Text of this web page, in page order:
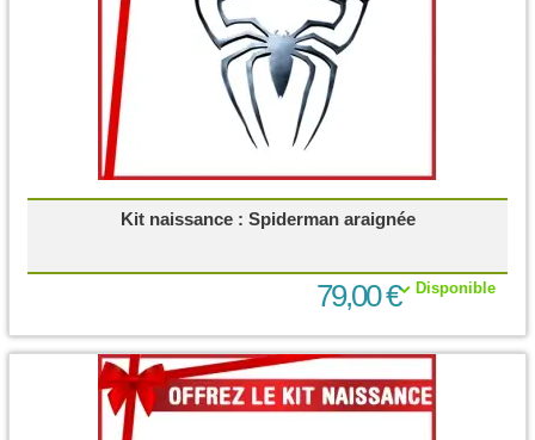
Kit naissance : Spiderman araignée
Disponible
79,00 €